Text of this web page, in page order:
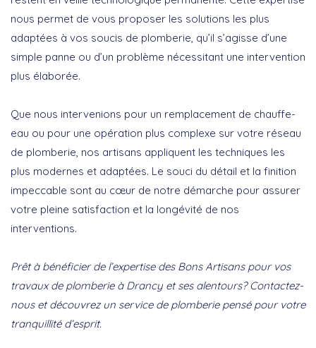
nous permet de vous proposer les solutions les plus
adaptées à vos soucis de plomberie, qu’il s’agisse d’une
simple panne ou d’un problème nécessitant une intervention
plus élaborée.
Que nous intervenions pour un remplacement de chauffe-
eau ou pour une opération plus complexe sur votre réseau
de plomberie, nos artisans appliquent les techniques les
plus modernes et adaptées. Le souci du détail et la finition
impeccable sont au cœur de notre démarche pour assurer
votre pleine satisfaction et la longévité de nos
interventions.
Prêt à bénéficier de l’expertise des Bons Artisans pour vos
travaux de plomberie à Drancy et ses alentours? Contactez-
nous et découvrez un service de plomberie pensé pour votre
tranquillité d’esprit.